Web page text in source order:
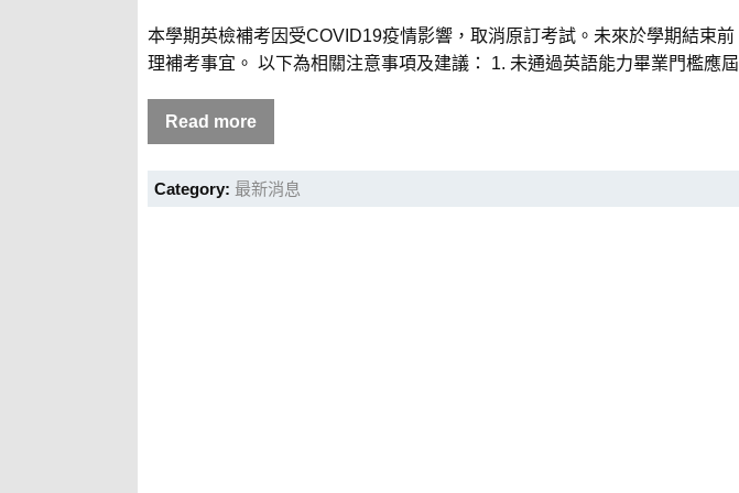
本學期英檢補考因受COVID19疫情影響，取消原訂考試。未來於學期結束
理補考事宜。 以下為相關注意事項及建議： 1. 未通過英語能力畢業門檻應
Read more
Category: 最新消息